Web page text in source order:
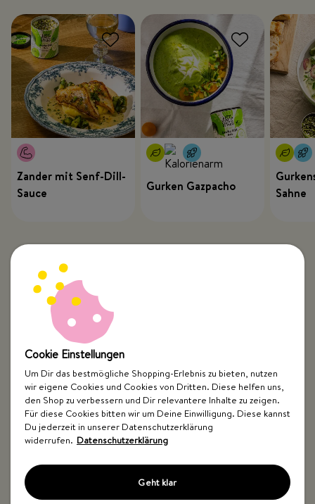
Zander mit Senf-Dill-
Sauce
Gurken Gazpacho
Sahne
Top Kategorien
Just Spices
Cookie Einstellungen
Um Dir das bestmögliche Shopping-Erlebnis zu bieten, nutzen
wir eigene Cookies und Cookies von Dritten. Diese helfen uns,
den Shop zu verbessern und Dir relevantere Inhalte zu zeigen.
Für diese Cookies bitten wir um Deine Einwilligung. Diese kannst
Du jederzeit in unserer Datenschutzerklärung
widerrufen. Datenschutzerklärung
Geht klar